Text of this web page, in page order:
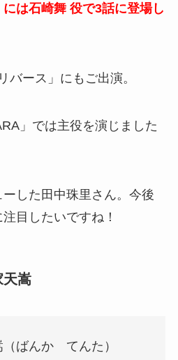
は石崎舞 役で3話に登場し
バース」にもご出演。
」では主役を演じました
した田中珠里さん。今後
目したいですね！
嵩
ばんか てんた）